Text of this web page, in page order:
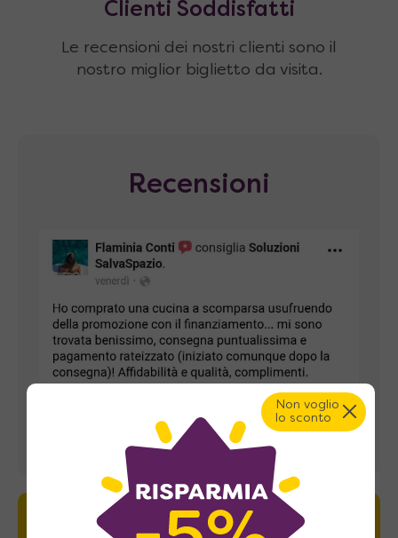
Clienti Soddisfatti
Le recensioni dei nostri clienti sono il
nostro miglior biglietto da visita.
Recensioni
Non voglio
lo sconto